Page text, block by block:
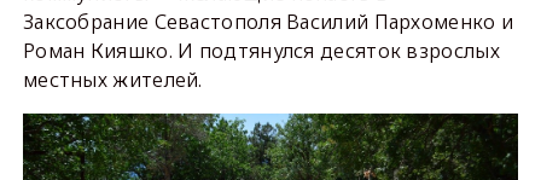
Заксобрание Севастополя Василий Пархоменко и
Роман Кияшко. И подтянулся десяток взрослых
местных жителей.